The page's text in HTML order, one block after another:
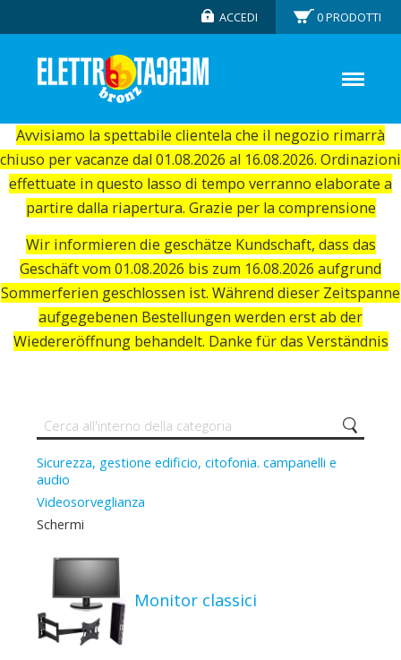
Avvisiamo la spettabile clientela che il negozio rimarrà
chiuso per vacanze dal 01.08.2026 al 16.08.2026. Ordinazioni
effettuate in questo lasso di tempo verranno elaborate a
partire dalla riapertura. Grazie per la comprensione
Wir informieren die geschätze Kundschaft, dass das
Geschäft vom 01.08.2026 bis zum 16.08.2026 aufgrund
Sommerferien geschlossen ist. Während dieser Zeitspanne
aufgegebenen Bestellungen werden erst ab der
Wiedereröffnung behandelt. Danke für das Verständnis
ACCEDI 0PRODOTTI
Sicurezza, gestione edificio, citofonia. campanelli e
audio
Videosorveglianza
Schermi
Monitor classici